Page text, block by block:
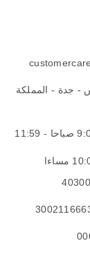
- جدة - المملكة
من السبت - للخميس 9:00 صباحا - 11:59